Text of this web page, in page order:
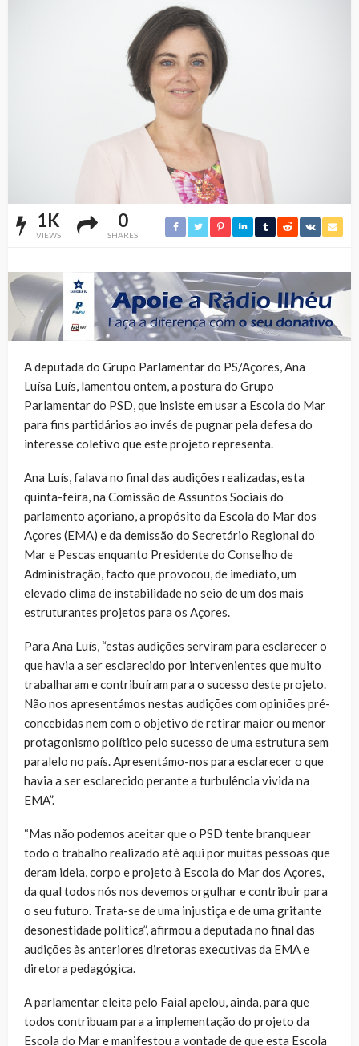
1K
VIEWS
0
SHARES
A deputada do Grupo Parlamentar do PS/Açores, Ana
Luísa Luís, lamentou ontem, a postura do Grupo
Parlamentar do PSD, que insiste em usar a Escola do Mar
para fins partidários ao invés de pugnar pela defesa do
interesse coletivo que este projeto representa.
Ana Luís, falava no final das audições realizadas, esta
quinta-feira, na Comissão de Assuntos Sociais do
parlamento açoriano, a propósito da Escola do Mar dos
Açores (EMA) e da demissão do Secretário Regional do
Mar e Pescas enquanto Presidente do Conselho de
Administração, facto que provocou, de imediato, um
elevado clima de instabilidade no seio de um dos mais
estruturantes projetos para os Açores.
Para Ana Luís, “estas audições serviram para esclarecer o
que havia a ser esclarecido por intervenientes que muito
trabalharam e contribuíram para o sucesso deste projeto.
Não nos apresentámos nestas audições com opiniões pré-
concebidas nem com o objetivo de retirar maior ou menor
protagonismo político pelo sucesso de uma estrutura sem
paralelo no país. Apresentámo-nos para esclarecer o que
havia a ser esclarecido perante a turbulência vivida na
EMA”.
“Mas não podemos aceitar que o PSD tente branquear
todo o trabalho realizado até aqui por muitas pessoas que
deram ideia, corpo e projeto à Escola do Mar dos Açores,
da qual todos nós nos devemos orgulhar e contribuir para
o seu futuro. Trata-se de uma injustiça e de uma gritante
desonestidade política”, afirmou a deputada no final das
audições às anteriores diretoras executivas da EMA e
diretora pedagógica.
A parlamentar eleita pelo Faial apelou, ainda, para que
todos contribuam para a implementação do projeto da
Escola do Mar e manifestou a vontade de que esta Escola